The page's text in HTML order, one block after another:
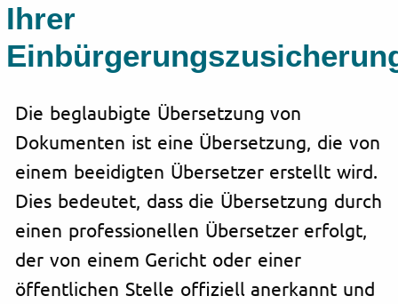
Ihrer
Die beglaubigte Übersetzung von
Dokumenten ist eine Übersetzung, die von
einem beeidigten Übersetzer erstellt wird.
Dies bedeutet, dass die Übersetzung durch
einen professionellen Übersetzer erfolgt,
der von einem Gericht oder einer
öffentlichen Stelle offiziell anerkannt und